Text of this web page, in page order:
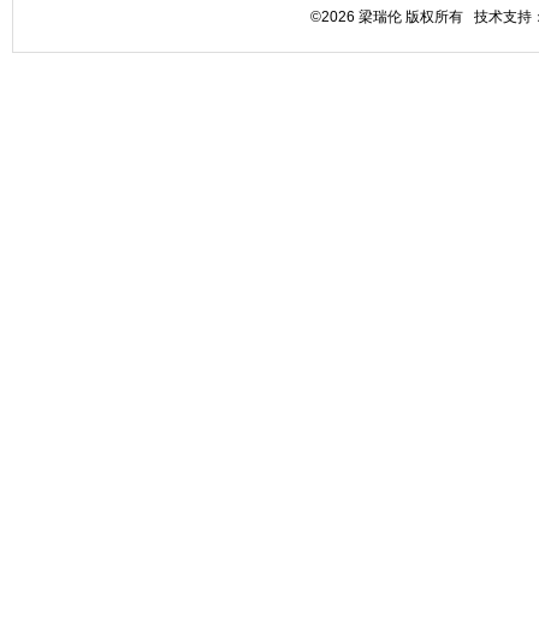
©2026 梁瑞伦 版权所有 技术支持